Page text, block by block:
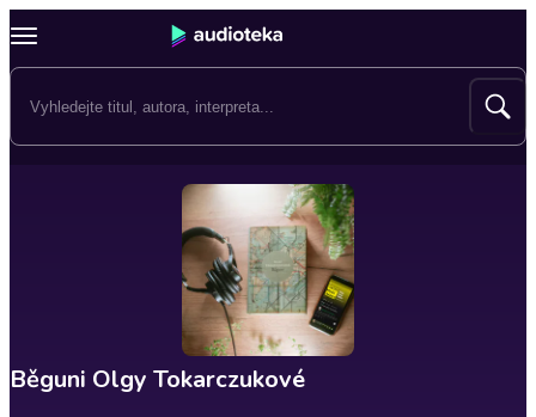
Běguni Olgy Tokarczukové